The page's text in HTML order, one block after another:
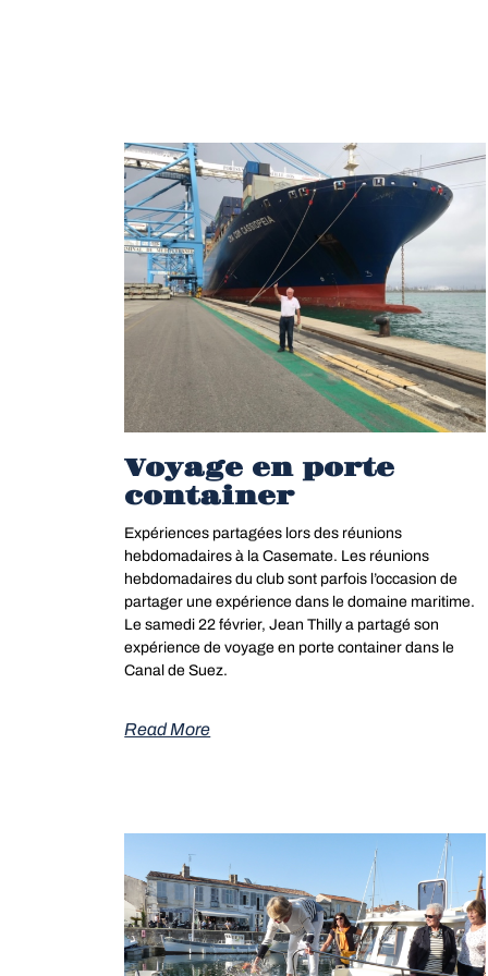
Voyage en porte
container
Expériences partagées lors des réunions
hebdomadaires à la Casemate. Les réunions
hebdomadaires du club sont parfois l’occasion de
partager une expérience dans le domaine maritime.
Le samedi 22 février, Jean Thilly a partagé son
expérience de voyage en porte container dans le
Canal de Suez.
Read More